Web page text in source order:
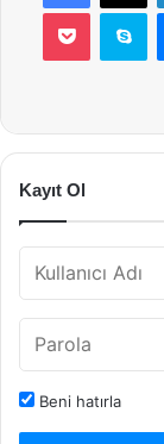
Pocket
Kayıt Ol
Beni hatırla